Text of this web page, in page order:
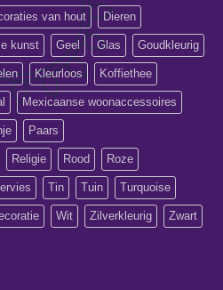
van hout Dieren
kunst Geel Glas Goudkleurig
Kleurloos Koffiethee
Mexicaanse woonaccessoires
Paars
Religie Rood Roze
Tin Tuin Turquoise
Wit Zilverkleurig Zwart